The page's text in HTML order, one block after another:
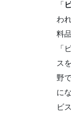
「
わ
料
「
ス
野
に
ビ